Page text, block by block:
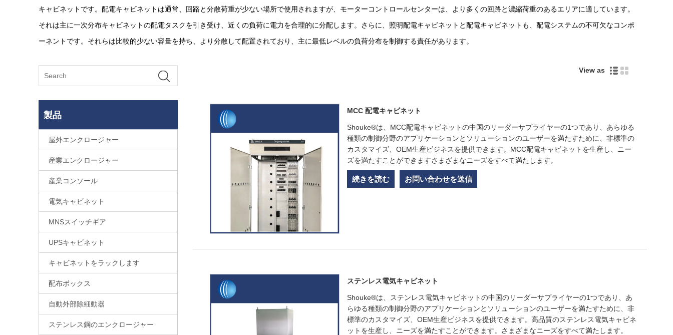
キャビネットです。配電キャビネットは通常、回路と分散荷重が少ない場所で使用されますが、モーターコントロールセンターは、より多くの回路と濃縮荷重のあるエリアに適しています。
それは主に一次分布キャビネットの配電タスクを引き受け、近くの負荷に電力を合理的に分配します。さらに、照明配電キャビネットと配電キャビネットも、配電システムの不可欠なコンポ
ーネントです。それらは比較的少ない容量を持ち、より分散して配置されており、主に最低レベルの負荷分布を制御する責任があります。
製品
屋外エンクロージャー
産業エンクロージャー
産業コンソール
電気キャビネット
MNSスイッチギア
UPSキャビネット
キャビネットをラックします
配布ボックス
自動外部除細動器
ステンレス鋼のエンクロージャー
View as
MCC 配電キャビネット
Shouke®は、MCC配電キャビネットの中国のリーダーサプライヤーの1つであり、あらゆる
種類の制御分野のアプリケーションとソリューションのユーザーを満たすために、非標準の
カスタマイズ、OEM生産ビジネスを提供できます。MCC配電キャビネットを生産し、ニー
ズを満たすことができますさまざまなニーズをすべて満たします。
続きを読む お問い合わせを送信
ステンレス電気キャビネット
Shouke®は、ステンレス電気キャビネットの中国のリーダーサプライヤーの1つであり、あ
らゆる種類の制御分野のアプリケーションとソリューションのユーザーを満たすために、非
標準のカスタマイズ、OEM生産ビジネスを提供できます。高品質のステンレス電気キャビネ
ットを生産し、ニーズを満たすことができます。さまざまなニーズをすべて満たします。